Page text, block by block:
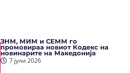
ЗНМ, МИМ и СЕММ го
промовираа новиот Кодекс на
новинарите на Македонија
7 јули 2026